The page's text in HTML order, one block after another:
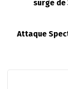
surge de
Attaque